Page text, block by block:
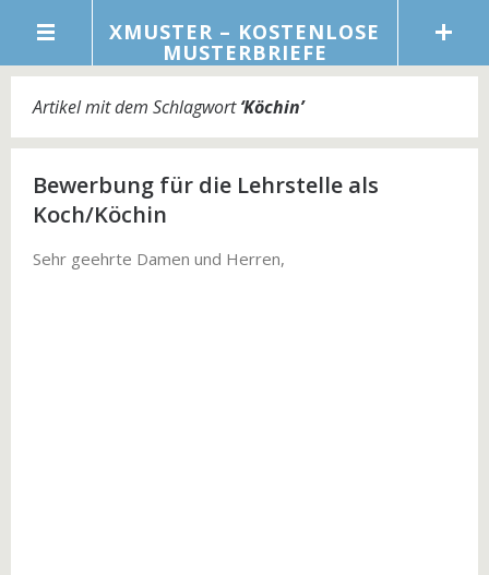
XMUSTER – KOSTENLOSE
MUSTERBRIEFE
Artikel mit dem Schlagwort‘Köchin’
Bewerbung für die Lehrstelle als
Koch/Köchin
Sehr geehrte Damen und Herren,